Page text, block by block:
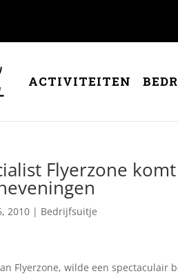
ACTIVITEITEN
Flyerzone
2010 | Bedrijfsuitje
Flyerzone, wilde een